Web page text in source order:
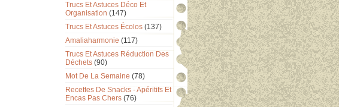
Trucs Et Astuces Déco Et
Organisation (147)
Trucs Et Astuces Écolos (137)
Amaliaharmonie (117)
Trucs Et Astuces Réduction Des
Déchets (90)
Mot De La Semaine (78)
Recettes De Snacks - Apéritifs Et
Encas Pas Chers (76)